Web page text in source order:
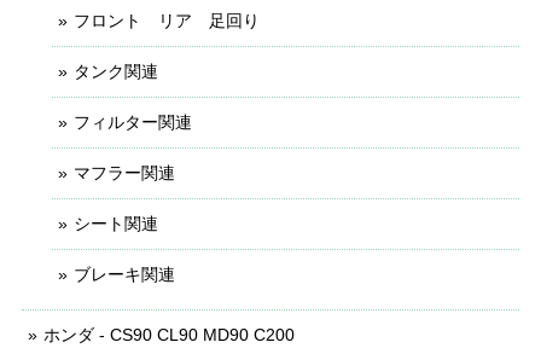
フロント リア 足回り
タンク関連
フィルター関連
マフラー関連
シート関連
ブレーキ関連
ホンダ - CS90 CL90 MD90 C200